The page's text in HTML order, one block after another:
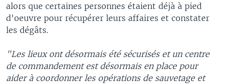
alors que certaines personnes étaient déjà à pied
d'oeuvre pour récupérer leurs affaires et constater
les dégâts.
"Les lieux ont désormais été sécurisés et un centre
de commandement est désormais en place pour
aider à coordonner les opérations de sauvetage et